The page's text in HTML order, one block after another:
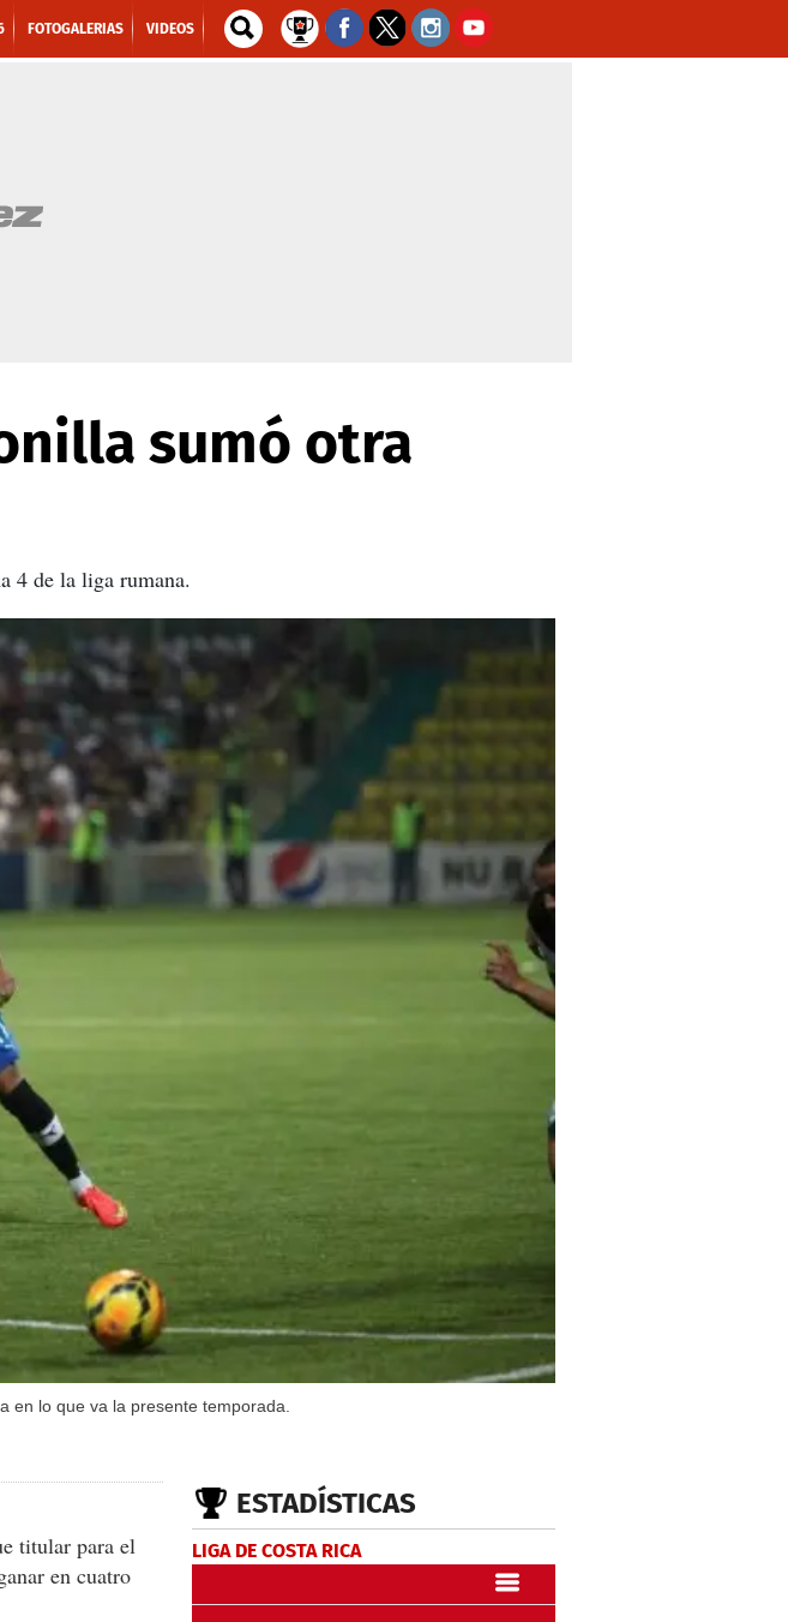
FOTOGALERIAS VIDEOS
sumó otra
4 de la liga rumana.
en lo que va la presente temporada.
titular para el
en cuatro
ESTADÍSTICAS
LIGA DE COSTA RICA